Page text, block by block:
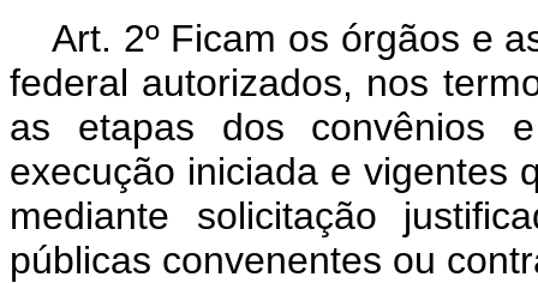
Art. 2º Ficam os órgãos e
federal autorizados, nos
as etapas dos convênios
execução iniciada e vigentes
mediante solicitação
públicas convenentes ou